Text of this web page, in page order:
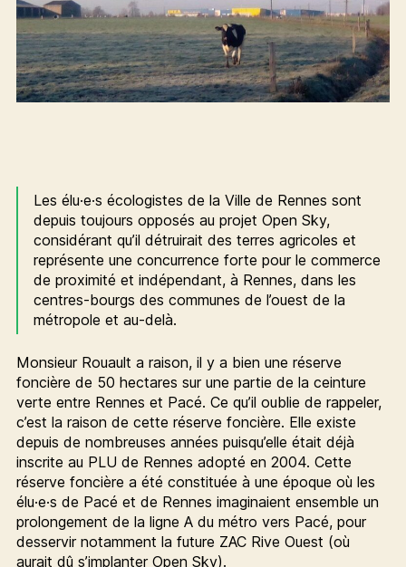
Les élu·e·s écologistes de la Ville de Rennes sont
depuis toujours opposés au projet Open Sky,
considérant qu’il détruirait des terres agricoles et
représente une concurrence forte pour le commerce
de proximité et indépendant, à Rennes, dans les
centres-bourgs des communes de l’ouest de la
métropole et au-delà.
Monsieur Rouault a raison, il y a bien une réserve
foncière de 50 hectares sur une partie de la ceinture
verte entre Rennes et Pacé. Ce qu’il oublie de rappeler,
c’est la raison de cette réserve foncière. Elle existe
depuis de nombreuses années puisqu’elle était déjà
inscrite au PLU de Rennes adopté en 2004. Cette
réserve foncière a été constituée à une époque où les
élu·e·s de Pacé et de Rennes imaginaient ensemble un
prolongement de la ligne A du métro vers Pacé, pour
desservir notamment la future ZAC Rive Ouest (où
aurait dû s’implanter Open Sky).